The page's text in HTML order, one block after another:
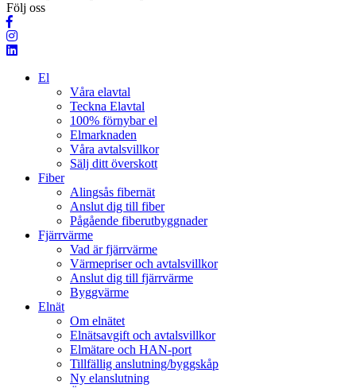
Följ oss
El
Våra elavtal
Teckna Elavtal
100% förnybar el
Elmarknaden
Våra avtalsvillkor
Sälj ditt överskott
Fiber
Alingsås fibernät
Anslut dig till fiber
Pågående fiberutbyggnader
Fjärrvärme
Vad är fjärrvärme
Värmepriser och avtalsvillkor
Anslut dig till fjärrvärme
Byggvärme
Elnät
Om elnätet
Elnätsavgift och avtalsvillkor
Elmätare och HAN-port
Tillfällig anslutning/byggskåp
Ny elanslutning